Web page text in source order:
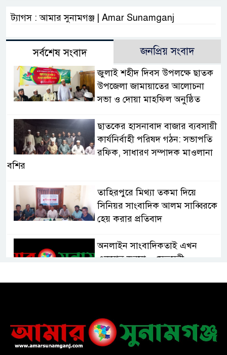
ট্যাগস : আমার সুনামগঞ্জ | Amar Sunamganj
সর্বশেষ সংবাদ জনপ্রিয় সংবাদ
জুলাই শহীদ দিবস উপলক্ষে ছাতক
উপজেলা জামায়াতের আলোচনা
সভা ও দোয়া মাহফিল অনুষ্ঠিত
ছাতকের হাসনাবাদ বাজার ব্যবসায়ী
কার্যনির্বাহী পরিষদ গঠন: সভাপতি
রফিক, সাধারণ সম্পাদক মাওলানা
বশির
তাহিরপুরে মিথ্যা তকমা দিয়ে
সিনিয়র সাংবাদিক আলম সাব্বিরকে
হেয় করার প্রতিবাদ
অনলাইন সাংবাদিকতাই এখন
একমাত্র ভরসা – সেতুমন্ত্রী
“রোড ব্লক কর্মসূচি “
তাহিরপুরে বজ্রপাতে যুবকের মৃত্যু